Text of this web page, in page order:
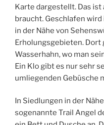
Karte dargestellt. Das ist
braucht. Geschlafen
in der Nähe von
Erholungsgebieten. Dort
Wasserhahn, wo man
Ein Klo gibt es nur sehr
umliegenden Gebüsche
In Siedlungen in der
sogenannte Trail Angel